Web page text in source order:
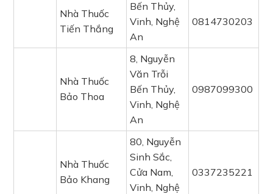
Nhà Thuốc
Tiến Thắng
Bến Thủy,
Vinh, Nghệ
An
0814730203
Nhà Thuốc
Bảo Thoa
8, Nguyễn
Văn Trỗi
Bến Thủy,
Vinh, Nghệ
An
0987099300
Nhà Thuốc
Bảo Khang
80, Nguyễn
Sinh Sắc,
Cửa Nam,
Vinh, Nghệ
0337235221